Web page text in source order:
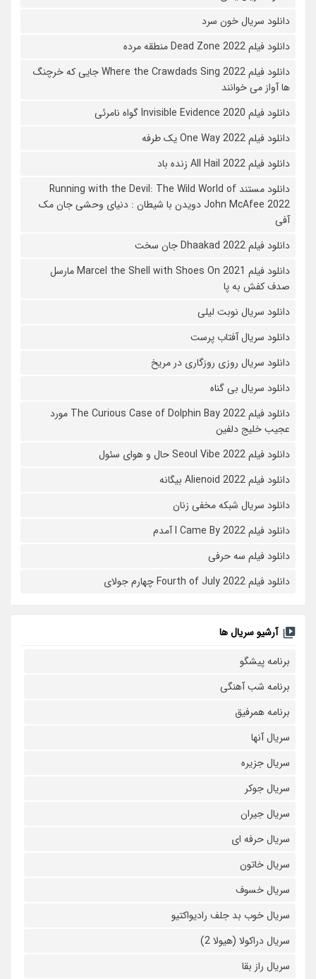
دانلود سریال خون سرد
دانلود فیلم 2022 Dead Zone منطقه مرده
دانلود فیلم Where the Crawdads Sing 2022 جایی که خرچنگ
ها آواز می خوانند
دانلود فیلم 2020 Invisible Evidence گواه نامرئی
دانلود فیلم One Way 2022 یک طرفه
دانلود فیلم All Hail 2022 زنده باد
دانلود مستند Running with the Devil: The Wild World of
John McAfee 2022 دویدن با شیطان : دنیای وحشی جان مک
آفی
دانلود فیلم Dhaakad 2022 جان سخت
دانلود فیلم Marcel the Shell with Shoes On 2021 مارسل
صدف کفش به پا
دانلود سریال نوبت لیلی
دانلود سریال آفتاب پرست
دانلود سریال روزی روزگاری در مریخ
دانلود سریال بی گناه
دانلود فیلم The Curious Case of Dolphin Bay 2022 مورد
عجیب خلیج دلفین
دانلود فیلم Seoul Vibe 2022 حال و هوای سئول
دانلود فیلم Alienoid 2022 بیگانه
دانلود سریال شبکه مخفی زنان
دانلود فیلم I Came By 2022 آمدم
دانلود فیلم سه حرفی
دانلود فیلم Fourth of July 2022 چهارم جولای
آرشیو سریال ها
برنامه پیشگو
برنامه شب آهنگی
برنامه همرفیق
سریال آنها
سریال جزیره
سریال جوکر
سریال جیران
سریال حرفه ای
سریال خاتون
سریال خسوف
سریال خوب بد جلف رادیواکتیو
سریال دراکولا (هیولا 2)
سریال راز بقا